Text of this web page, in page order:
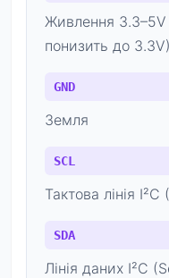
Живлення 3.3–5V
понизить до 3.3V)
GND
Земля
SCL
Тактова лінія
SDA
Лінія даних I²C